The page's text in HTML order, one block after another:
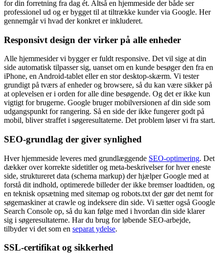
for din forretning fra dag ét. Altså en hjemmeside der både ser
professionel ud og er bygget til at tiltrække kunder via Google. Her
gennemgår vi hvad der konkret er inkluderet.
Responsivt design der virker på alle enheder
Alle hjemmesider vi bygger er fuldt responsive. Det vil sige at din
side automatisk tilpasser sig, uanset om en kunde besøger den fra en
iPhone, en Android-tablet eller en stor desktop-skærm. Vi tester
grundigt på tværs af enheder og browsere, så du kan være sikker på
at oplevelsen er i orden for alle dine besøgende. Og det er ikke kun
vigtigt for brugerne. Google bruger mobilversionen af din side som
udgangspunkt for rangering. Så en side der ikke fungerer godt på
mobil, bliver straffet i søgeresultaterne. Det problem løser vi fra start.
SEO-grundlag der giver synlighed
Hver hjemmeside leveres med grundlæggende SEO-optimering. Det
dækker over korrekte sidetitler og meta-beskrivelser for hver eneste
side, struktureret data (schema markup) der hjælper Google med at
forstå dit indhold, optimerede billeder der ikke bremser loadtiden, og
en teknisk opsætning med sitemap og robots.txt der gør det nemt for
søgemaskiner at crawle og indeksere din side. Vi sætter også Google
Search Console op, så du kan følge med i hvordan din side klarer
sig i søgeresultaterne. Har du brug for løbende SEO-arbejde,
tilbyder vi det som en separat ydelse.
SSL-certifikat og sikkerhed